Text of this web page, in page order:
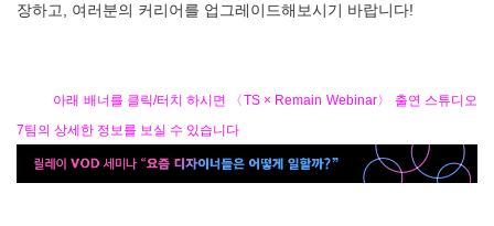
장하고, 여러분의 커리어를 업그레이드해보시기 바랍니다!
아래 배너를 클릭/터치 하시면 〈TS × Remain Webinar〉 출연 스튜디오
7팀의 상세한 정보를 보실 수 있습니다